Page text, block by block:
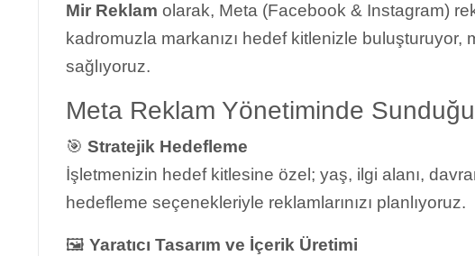
Mir Reklam olarak, Meta (Facebook & Instagram)
kadromuzla markanızı hedef kitlenizle buluşturuyor,
sağlıyoruz.
Meta Reklam Yönetiminde
🎯 Stratejik Hedefleme
İşletmenizin hedef kitlesine özel; yaş, ilgi alanı,
hedefleme seçenekleriyle reklamlarınızı planlıyoruz.
🖼️ Yaratıcı Tasarım ve İçerik Üretimi